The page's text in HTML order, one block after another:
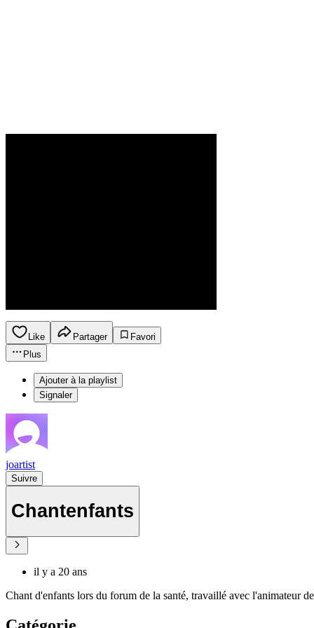
Like Partager
Favori
Plus
Ajouter à la playlist
Signaler
joartist
Suivre
Chantenfants
il y a 20 ans
Chant d'enfants lors du forum de la santé, travaillé avec l'animateur